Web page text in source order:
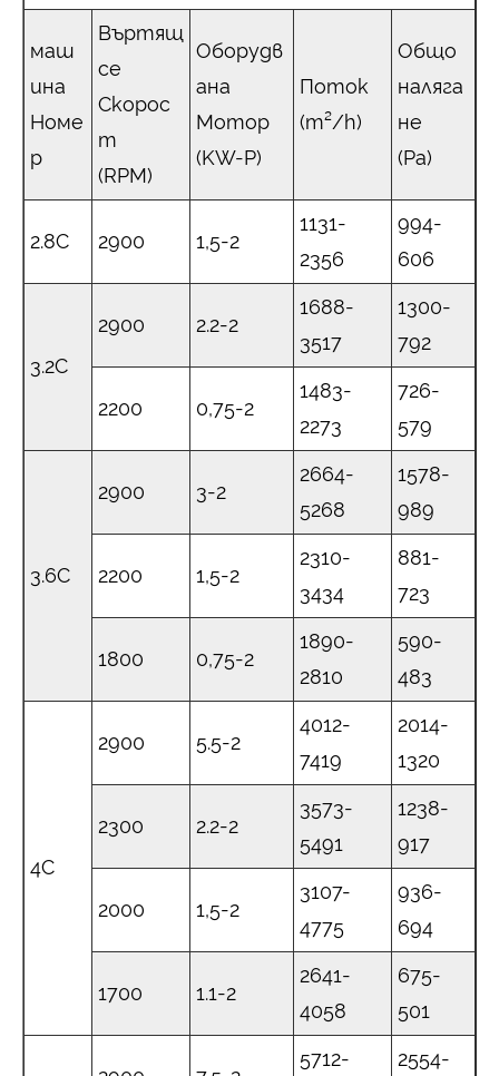
маш
ина
Номе
р
Въртящ
се
Скорос
т
(RPM)
Оборудв
ана
Мотор
(KW-P)
Поток
(m²/h)
Общо
наляга
не
(Pa)
2.8C 2900 1,5-2
1131-
2356
994-
606
3.2C
2900 2.2-2
1688-
3517
1300-
792
2200 0,75-2
1483-
2273
726-
579
3.6C
2900 3-2
2664-
5268
1578-
989
2200 1,5-2
2310-
3434
881-
723
1800 0,75-2
1890-
2810
590-
483
4C
2900 5.5-2
4012-
7419
2014-
1320
2300 2.2-2
3573-
5491
1238-
917
2000 1,5-2
3107-
4775
936-
694
1700 1.1-2
2641-
4058
675-
501
5712- 2554-